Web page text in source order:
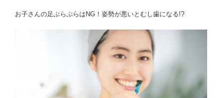
お子さんの足ぶらぶらはNG！姿勢が悪いとむし歯になる!?